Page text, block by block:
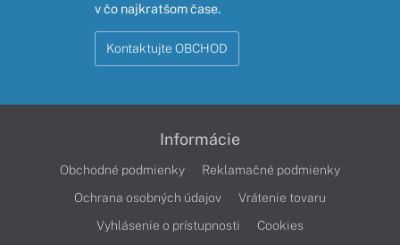
v čo najkratšom čase.
Kontaktujte OBCHOD
Informácie
Obchodné podmienky
Reklamačné podmienky
Ochrana osobných údajov
Vrátenie tovaru
Vyhlásenie o prístupnosti
Cookies